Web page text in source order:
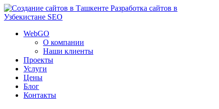
WebGO
О компании
Наши клиенты
Проекты
Услуги
Цены
Блог
Контакты